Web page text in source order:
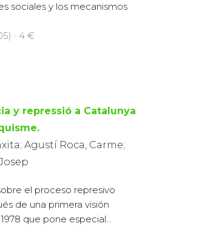
sociales y los mecanismos
· 4 €
y repressió a Catalunya
Agustí Roca, Carme;
el proceso represivo
de una primera visión
que pone especial...